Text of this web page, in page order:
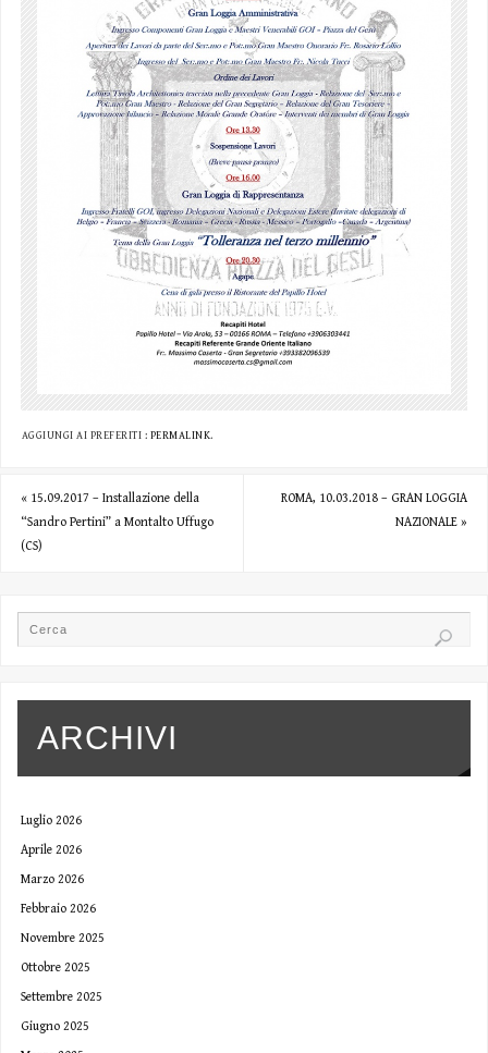
AGGIUNGI AI PREFERITI : PERMALINK.
«15.09.2017 – Installazione della
“Sandro Pertini” a Montalto Uffugo
(CS)
ROMA, 10.03.2018 – GRAN LOGGIA
NAZIONALE»
ARCHIVI
Luglio 2026
Aprile 2026
Marzo 2026
Febbraio 2026
Novembre 2025
Ottobre 2025
Settembre 2025
Giugno 2025